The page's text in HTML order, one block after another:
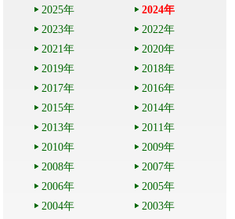
2025年
2024年
2023年
2022年
2021年
2020年
2019年
2018年
2017年
2016年
2015年
2014年
2013年
2011年
2010年
2009年
2008年
2007年
2006年
2005年
2004年
2003年